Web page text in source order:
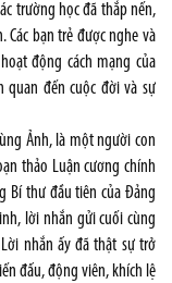
trường học đã thắp nến,
bạn trẻ được nghe và
động cách mạng của
đến cuộc đời và sự
Ảnh, là một người con
thảo Luận cương chính
Bí thư đầu tiên của Đảng
lời nhắn gửi cuối cùng
nhắn ấy đã thật sự trở
đấu, động viên, khích lệ